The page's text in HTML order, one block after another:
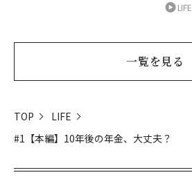
LIFE
一覧を見る
TOP
LIFE
#1【本編】10年後の年金、大丈夫？